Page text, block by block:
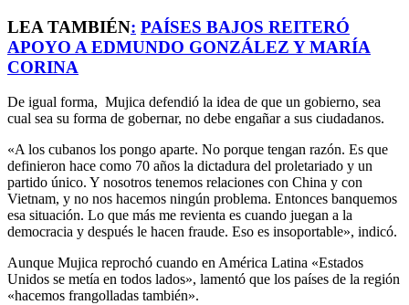
LEA TAMBIÉN: PAÍSES BAJOS REITERÓ
APOYO A EDMUNDO GONZÁLEZ Y MARÍA
CORINA
De igual forma, Mujica defendió la idea de que un gobierno, sea
cual sea su forma de gobernar, no debe engañar a sus ciudadanos.
«A los cubanos los pongo aparte. No porque tengan razón. Es que
definieron hace como 70 años la dictadura del proletariado y un
partido único. Y nosotros tenemos relaciones con China y con
Vietnam, y no nos hacemos ningún problema. Entonces banquemos
esa situación. Lo que más me revienta es cuando juegan a la
democracia y después le hacen fraude. Eso es insoportable», indicó.
Aunque Mujica reprochó cuando en América Latina «Estados
Unidos se metía en todos lados», lamentó que los países de la región
«hacemos frangolladas también».